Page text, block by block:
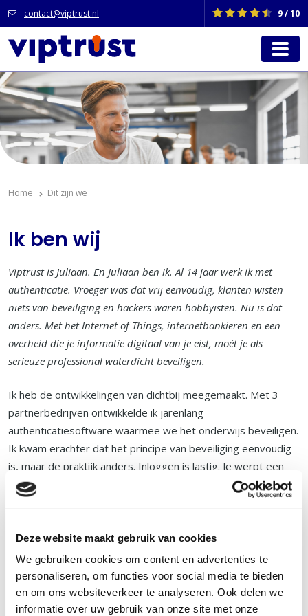
Deze website maakt gebruik van cookies
We gebruiken cookies om content en advertenties te
personaliseren, om functies voor social media te bieden
en om ons websiteverkeer te analyseren. Ook delen we
informatie over uw gebruik van onze site met onze
contact@viptrust.nl 9 / 10
Home Dit zijn we
Ik ben wij
Viptrust is Juliaan. En Juliaan ben ik. Al 14 jaar werk ik met
authenticatie. Vroeger was dat vrij eenvoudig, klanten wisten
niets van beveiliging en hackers waren hobbyisten. Nu is dat
anders. Met het Internet of Things, internetbankieren en een
overheid die je informatie digitaal van je eist, moét je als
serieuze professional waterdicht beveiligen.
Ik heb de ontwikkelingen van dichtbij meegemaakt. Met 3
partnerbedrijven ontwikkelde ik jarenlang
authenticatiesoftware waarmee we het onderwijs beveiligen.
Ik kwam erachter dat het principe van beveiliging eenvoudig
is, maar de praktijk anders. Inloggen is lastig. Je werpt een
barrière op die gebruikers zelf ook moeten overwinnen. Dat
geldt voor iedereen, of je nou leraar bent of IT-consultant. En
Met Entrust Datacard, onze partner uit Canada, veranderen
we dat. Met honderden programmeurs en fijne IT-collega's
lever ik nu betere diensten dan ik vroeger kon dromen. Ik
maak dagelijks het leven van ruim 14.850 gebruikers